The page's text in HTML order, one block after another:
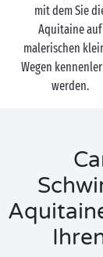
mit dem Sie
Aquitaine auf
malerischen
Wegen
werden.